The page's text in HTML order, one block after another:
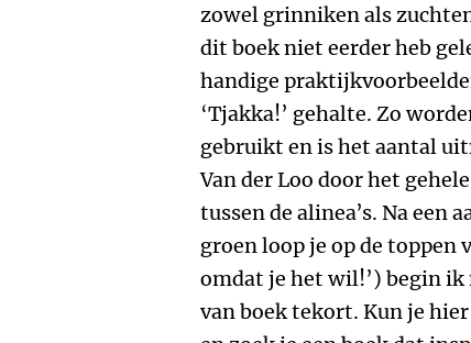
zowel grinniken als
dit boek niet eerder heb
handige
‘Tjakka!’ gehalte. Zo
gebruikt en is het aantal
Van der Loo door het
tussen de alinea’s. Na een
groen loop je op de toppen
omdat je het wil!’) begin ik
van boek tekort. Kun je